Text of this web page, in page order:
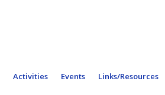
Activities Events Links/Resources